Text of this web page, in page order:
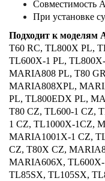
Совместимость
При установке
Подходит к моделям
T60 RC, TL800X PL,
TL600X-1 PL,
MARIA808 PL, T80
MARIA808XPL,
PL, TL800EDX PL,
T80 CZ, TL600-1 CZ,
1 CZ, TL1000X-1CZ,
MARIA1001X-1 CZ,
CZ, T80X CZ,
MARIA606X,
TL85SX, TL105SX,